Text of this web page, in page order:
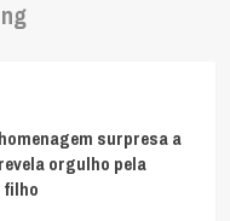
surpresa a
orgulho pela